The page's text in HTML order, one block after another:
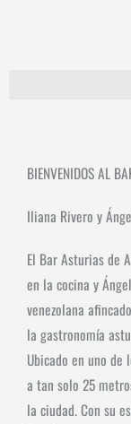
BIENVENIDOS AL
Iliana Rivero y
El Bar Asturias de
en la cocina y
venezolana
la gastronomía
Ubicado en uno
a tan solo 25
la ciudad. Con su